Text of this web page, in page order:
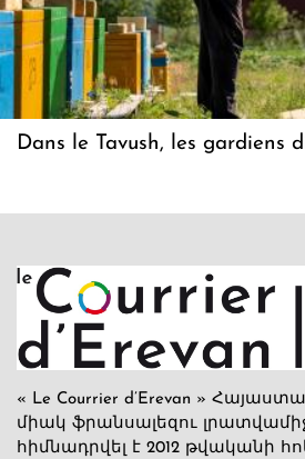
Dans le Tavush, les gardiens
« Le Courrier d’Erevan »
միակ ֆրանսալեզու
հիմնադրվել է 2012 թվականի